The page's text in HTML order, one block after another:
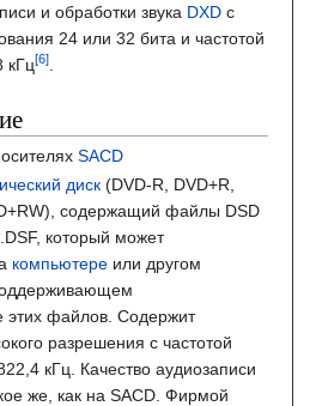
и обработки звука DXD с
24 или 32 бита и частотой
кГц
SACD
диск (DVD-R, DVD+R,
содержащий файлы DSD
который может
компьютере или другом
этих файлов. Содержит
разрешения с частотой
кГц. Качество аудиозаписи
же, как на SACD. Фирмой